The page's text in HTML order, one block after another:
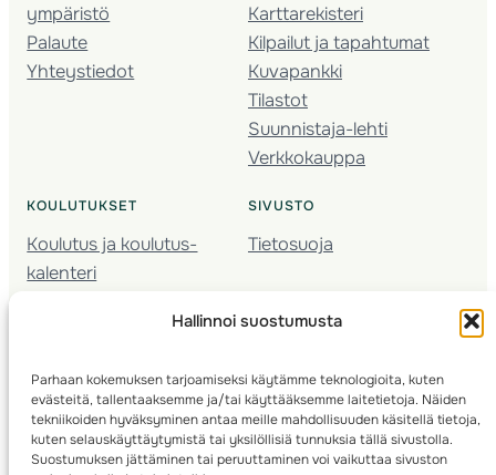
Hallinnoi suostumusta
Parhaan kokemuksen tarjoamiseksi käytämme teknologioita, kuten
evästeitä, tallentaaksemme ja/tai käyttääksemme laitetietoja. Näiden
tekniikoiden hyväksyminen antaa meille mahdollisuuden käsitellä tietoja,
kuten selauskäyttäytymistä tai yksilöllisiä tunnuksia tällä sivustolla.
Suostumuksen jättäminen tai peruuttaminen voi vaikuttaa sivuston
ympäristö
Palaute
Yhteystiedot
Karttarekisteri
Kilpailut ja tapahtumat
Kuvapankki
Tilastot
Suunnistaja-lehti
Verkkokauppa
KOULUTUKSET
Koulutus ja koulutus­
kalenteri
Seura­kehittäminen
Kartoitus
Ratamestari
SIVUSTO
Tietosuoja
Suomen Suunnistusliitto